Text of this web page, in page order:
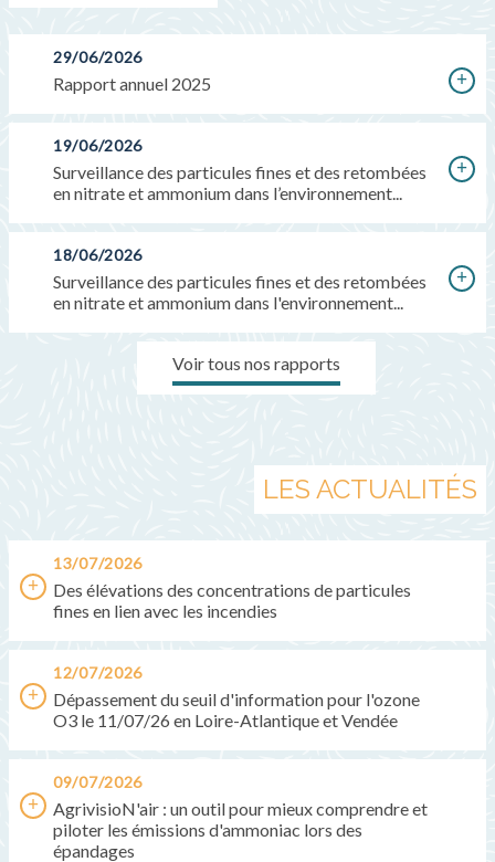
29/06/2026
Rapport annuel 2025
19/06/2026
Surveillance des particules fines et des retombées
en nitrate et ammonium dans l’environnement...
18/06/2026
Surveillance des particules fines et des retombées
en nitrate et ammonium dans l'environnement...
Voir tous nos rapports
LES ACTUALITÉS
13/07/2026
Des élévations des concentrations de particules
fines en lien avec les incendies
12/07/2026
Dépassement du seuil d'information pour l'ozone
O3 le 11/07/26 en Loire-Atlantique et Vendée
09/07/2026
AgrivisioN'air : un outil pour mieux comprendre et
piloter les émissions d'ammoniac lors des
épandages